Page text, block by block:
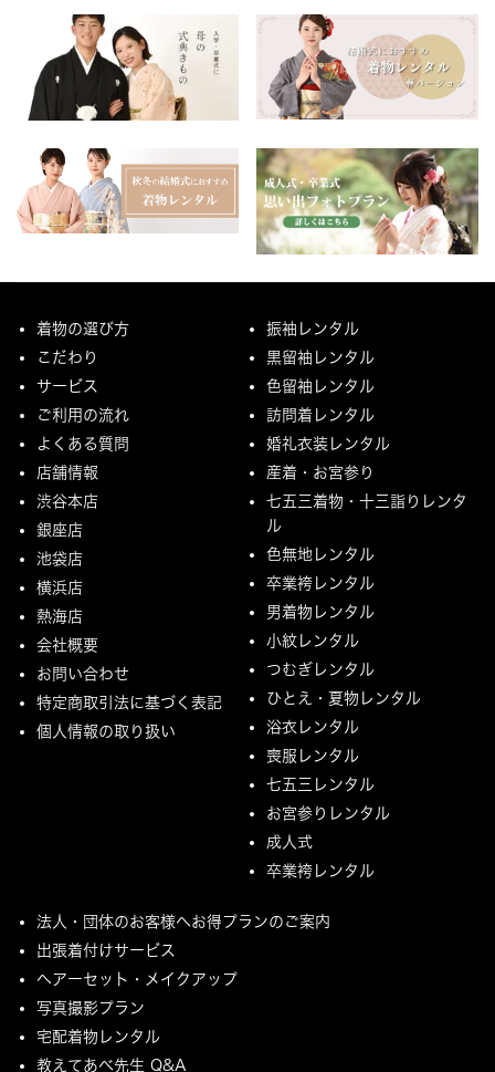
着物の選び方
こだわり
サービス
ご利用の流れ
よくある質問
店舗情報
渋谷本店
銀座店
池袋店
横浜店
熱海店
会社概要
お問い合わせ
特定商取引法に基づく表記
個人情報の取り扱い
振袖レンタル
黒留袖レンタル
色留袖レンタル
訪問着レンタル
婚礼衣装レンタル
産着・お宮参り
七五三着物・十三詣りレンタ
ル
色無地レンタル
卒業袴レンタル
男着物レンタル
小紋レンタル
つむぎレンタル
ひとえ・夏物レンタル
浴衣レンタル
喪服レンタル
七五三レンタル
お宮参りレンタル
成人式
卒業袴レンタル
法人・団体のお客様へお得プランのご案内
出張着付けサービス
ヘアーセット・メイクアップ
写真撮影プラン
宅配着物レンタル
教えてあべ先生 Q&A